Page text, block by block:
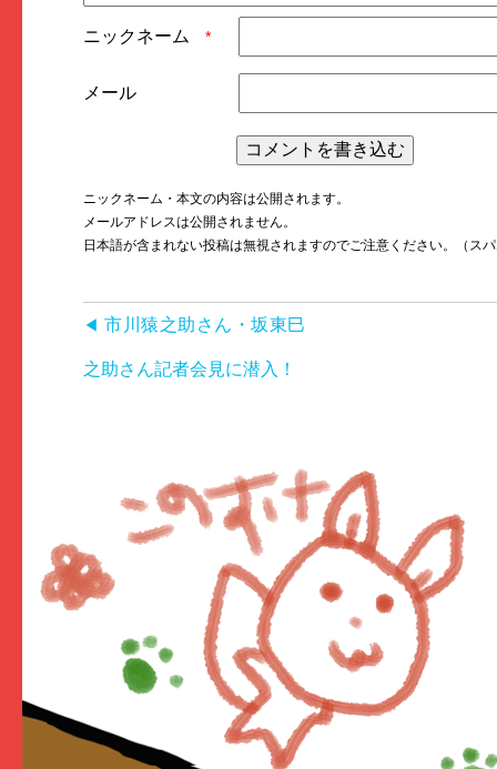
ニックネーム *
メール
ニックネーム・本文の内容は公開されます。
メールアドレスは公開されません。
日本語が含まれない投稿は無視されますのでご注意ください。（ス
市川猿之助さん・坂東巳
之助さん記者会見に潜入！